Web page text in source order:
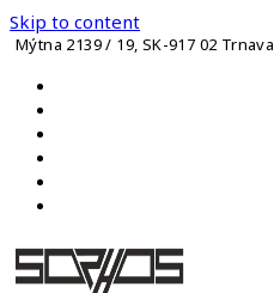
Skip to content
Mýtna 2139 / 19, SK-917 02 Trnava